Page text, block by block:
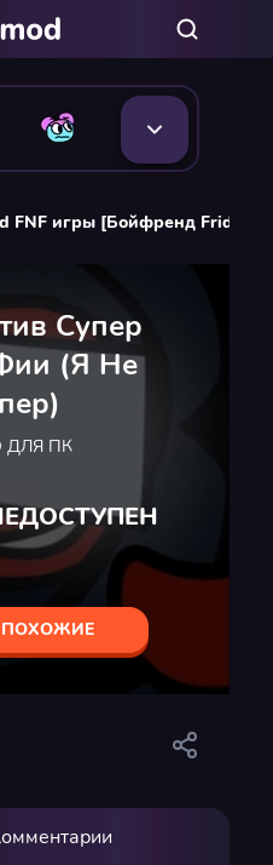
FNF игры [Бойфренд Friday
Супер
(Я Не
ДЛЯ ПК
ПОХОЖИЕ